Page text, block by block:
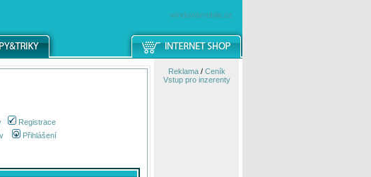
windowsmobile.cz
Registrace
Přihlášení
Reklama/ Ceník
Vstup pro inzerenty